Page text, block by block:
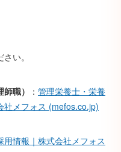
い。
職） ： 管理栄養士・栄養
社メフォス (mefos.co.jp)
用情報｜株式会社メフォス